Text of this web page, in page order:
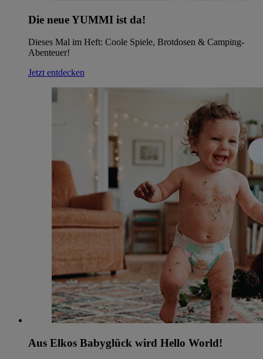
Die neue YUMMI ist da!
Dieses Mal im Heft: Coole Spiele, Brotdosen & Camping-
Abenteuer!
Jetzt entdecken
Aus Elkos Babyglück wird Hello World!